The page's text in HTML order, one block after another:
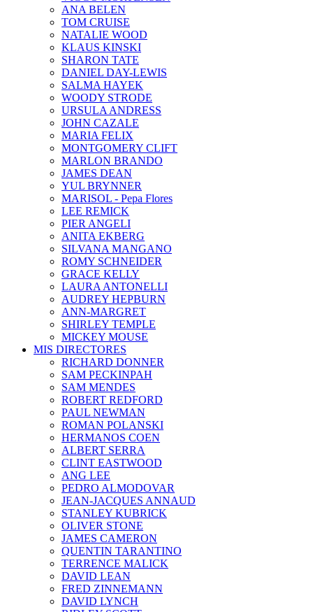
ANA BELEN
TOM CRUISE
NATALIE WOOD
KLAUS KINSKI
SHARON TATE
DANIEL DAY-LEWIS
SALMA HAYEK
WOODY STRODE
URSULA ANDRESS
JOHN CAZALE
MARIA FELIX
MONTGOMERY CLIFT
MARLON BRANDO
JAMES DEAN
YUL BRYNNER
MARISOL - Pepa Flores
LEE REMICK
PIER ANGELI
ANITA EKBERG
SILVANA MANGANO
ROMY SCHNEIDER
GRACE KELLY
LAURA ANTONELLI
AUDREY HEPBURN
ANN-MARGRET
SHIRLEY TEMPLE
MICKEY MOUSE
MIS DIRECTORES
RICHARD DONNER
SAM PECKINPAH
SAM MENDES
ROBERT REDFORD
PAUL NEWMAN
ROMAN POLANSKI
HERMANOS COEN
ALBERT SERRA
CLINT EASTWOOD
ANG LEE
PEDRO ALMODOVAR
JEAN-JACQUES ANNAUD
STANLEY KUBRICK
OLIVER STONE
JAMES CAMERON
QUENTIN TARANTINO
TERRENCE MALICK
DAVID LEAN
FRED ZINNEMANN
DAVID LYNCH